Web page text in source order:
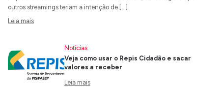
outros streamings teriam a intenção de […]
Leia mais
Notícias
Veja como usar o Repis Cidadão e sacar
valores a receber
Leia mais